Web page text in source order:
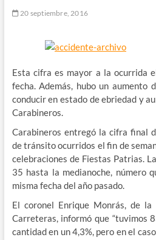
20 septiembre, 2016
Esta cifra es mayor a la ocurrida
fecha. Además, hubo un aumento
conducir en estado de ebriedad y
Carabineros.
Carabineros entregó la cifra final
de tránsito ocurridos el fin de
celebraciones de Fiestas Patrias.
35 hasta la medianoche, número
misma fecha del año pasado.
El coronel Enrique Monrás, de
Carreteras, informó que “tuvimos
cantidad en un 4,3%, pero en el